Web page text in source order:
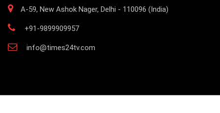
A-59, New Ashok Nager, Delhi - 110096 (India)
+91-9899909957
info@times24tv.com